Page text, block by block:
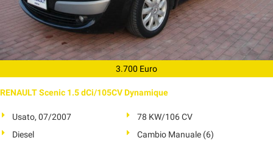
3.700 Euro
RENAULT Scenic 1.5 dCi/105CV Dynamique
Usato, 07/2007
78 KW/106 CV
Diesel
Cambio Manuale (6)